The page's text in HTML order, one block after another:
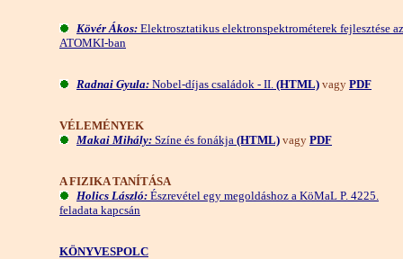
Kövér Ákos: Elektrosztatikus elektronspektrométerek fejlesztése az
ATOMKI-ban
Radnai Gyula: Nobel-díjas családok - II. (HTML) vagy PDF
VÉLEMÉNYEK
Makai Mihály: Színe és fonákja (HTML) vagy PDF
A FIZIKA TANÍTÁSA
Holics László: Észrevétel egy megoldáshoz a KöMaL P. 4225.
feladata kapcsán
KÖNYVESPOLC